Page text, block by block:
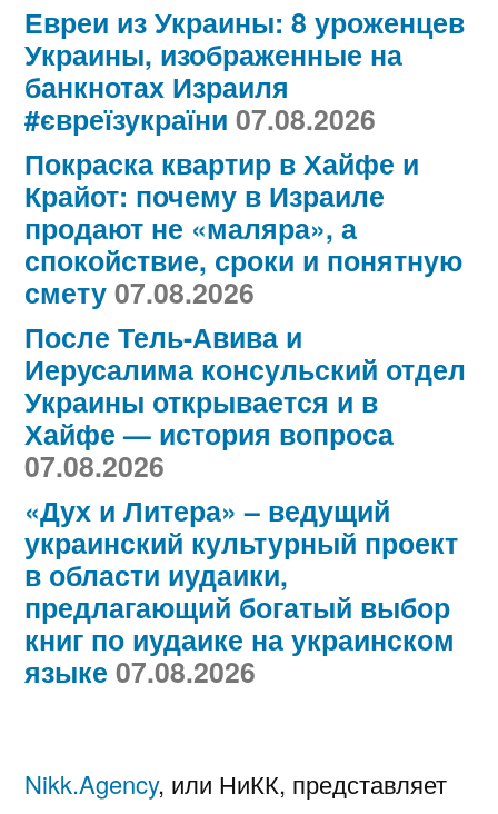
Евреи из Украины: 8 уроженцев
Украины, изображенные на
банкнотах Израиля
#євреїзукраїни 07.08.2026
Покраска квартир в Хайфе и
Крайот: почему в Израиле
продают не «маляра», а
спокойствие, сроки и понятную
смету07.08.2026
После Тель-Авива и
Иерусалима консульский отдел
Украины открывается и в
Хайфе — история вопроса
07.08.2026
«Дух и Литера» – ведущий
украинский культурный проект
в области иудаики,
предлагающий богатый выбор
книг по иудаике на украинском
языке 07.08.2026
Nikk.Agency, или НиКК, представляет